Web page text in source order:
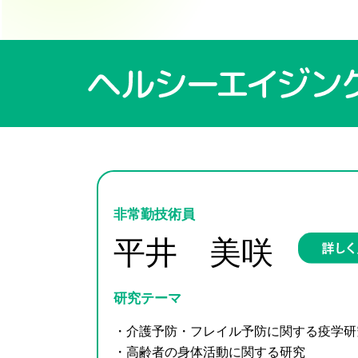
非常勤技術員
平井 美咲
研究テーマ
・介護予防・フレイル予防に関する疫学
・高齢者の身体活動に関する研究